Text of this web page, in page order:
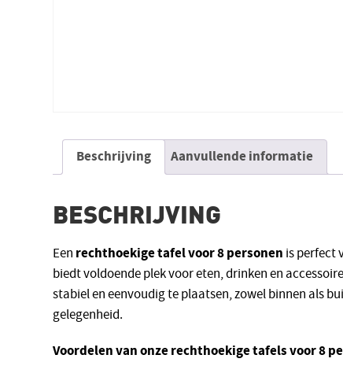
Beschrijving Aanvullende informatie
BESCHRIJVING
Een rechthoekige tafel voor 8 personen is perfect
biedt voldoende plek voor eten, drinken en
stabiel en eenvoudig te plaatsen, zowel binnen als
gelegenheid.
Voordelen van onze rechthoekige tafels voor 8